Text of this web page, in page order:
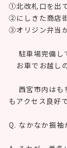
①北改札口を出
②にしきた商店
③オリジン弁当
駐車場完備し
お車でお越し
西宮市内はも
もアクセス良好で
Q. なかなか振